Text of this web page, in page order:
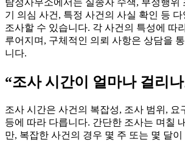
기 의심 사건, 특정 사건의 사실 확인 등
조사할 수 있습니다. 각 사건의 특성에 따
루어지며, 구체적인 의뢰 사항은 상담을
니다.
“조사 시간이 얼마나 걸리
조사 시간은 사건의 복잡성, 조사 범위, 요
등에 따라 다릅니다. 간단한 조사는 며칠
만, 복잡한 사건의 경우 몇 주 또는 몇 달이